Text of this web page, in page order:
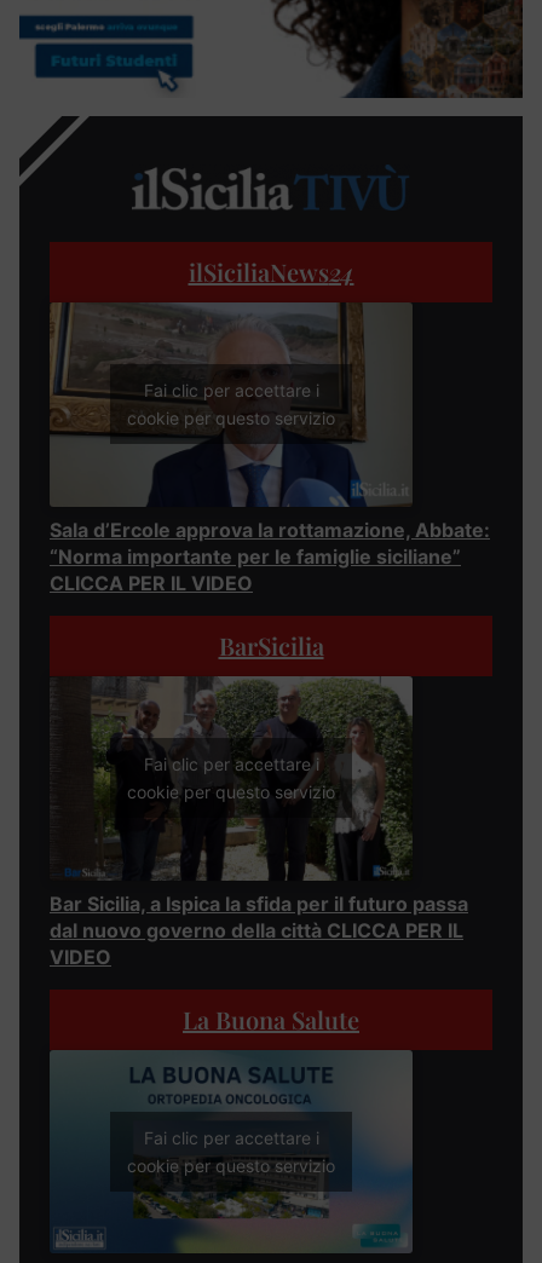
ilSiciliaNews24
Fai clic per accettare i
cookie per questo servizio
Sala d’Ercole approva la rottamazione, Abbate:
“Norma importante per le famiglie siciliane”
CLICCA PER IL VIDEO
BarSicilia
Fai clic per accettare i
cookie per questo servizio
Bar Sicilia, a Ispica la sfida per il futuro passa
dal nuovo governo della città CLICCA PER IL
VIDEO
La Buona Salute
Fai clic per accettare i
cookie per questo servizio